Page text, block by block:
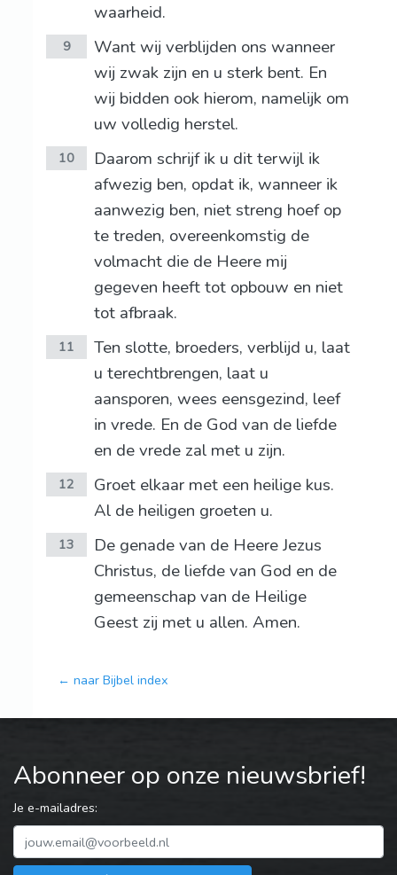
waarheid.
9
Want wij verblijden ons wanneer
wij zwak zijn en u sterk bent. En
wij bidden ook hierom, namelijk om
uw volledig herstel.
10
Daarom schrijf ik u dit terwijl ik
afwezig ben, opdat ik, wanneer ik
aanwezig ben, niet streng hoef op
te treden, overeenkomstig de
volmacht die de Heere mij
gegeven heeft tot opbouw en niet
tot afbraak.
11
Ten slotte, broeders, verblijd u, laat
u terechtbrengen, laat u
aansporen, wees eensgezind, leef
in vrede. En de God van de liefde
en de vrede zal met u zijn.
12
Groet elkaar met een heilige kus.
Al de heiligen groeten u.
13
De genade van de Heere Jezus
Christus, de liefde van God en de
gemeenschap van de Heilige
Geest zij met u allen. Amen.
← naar Bijbel index
Abonneer op onze nieuwsbrief!
Je e-mailadres: